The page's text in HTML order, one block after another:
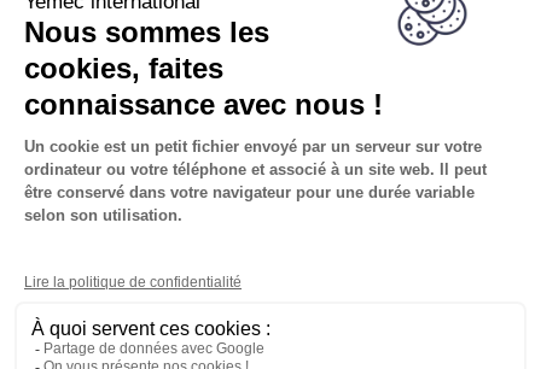
Adresse :
Bureau B6, 2ème étage, Immeuble Kaloum (derrière la
Banque Centrale de Guinée)
Informations légales
Mentions légales et politiques de confidentialité
Conférence en ligne
Trouvez nous sur :